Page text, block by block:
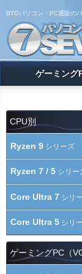
BTOパソコン・PC通販の
ゲーミング
CPU別
Ryzen 9 シリーズ
Ryzen 7 / 5 シリー
Core Ultra 7 シリ
Core Ultra 5 シリ
ゲーミングPC（